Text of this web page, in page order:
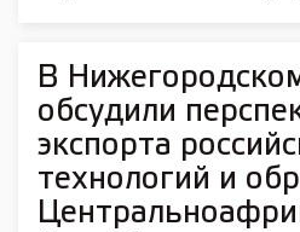
В
обсудили
экспорта
технологий и